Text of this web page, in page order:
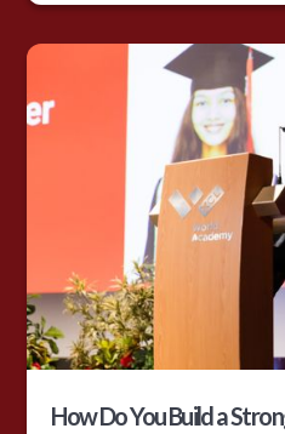
How Do You Build a